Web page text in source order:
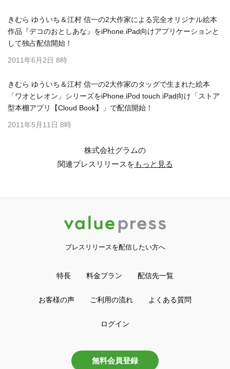
きむら ゆういち＆江村 信一の2大作家による完全オリジナル絵本
作品『デコのおとしあな』をiPhone.iPad向けアプリケーションと
して独占配信開始！
2011年6月2日 8時
きむら ゆういち＆江村 信一の2大作家のタッグで生まれた絵本
「ワオとレオン」シリーズをiPhone.iPod touch.iPad向け「ストア
型本棚アプリ【Cloud Book】」で配信開始！
2011年5月11日 8時
株式会社グラムの
関連プレスリリースをもっと見る
プレスリリースを配信したい方へ
特長 料金プラン 配信先一覧
お客様の声 ご利用の流れ よくある質問
ログイン
無料会員登録